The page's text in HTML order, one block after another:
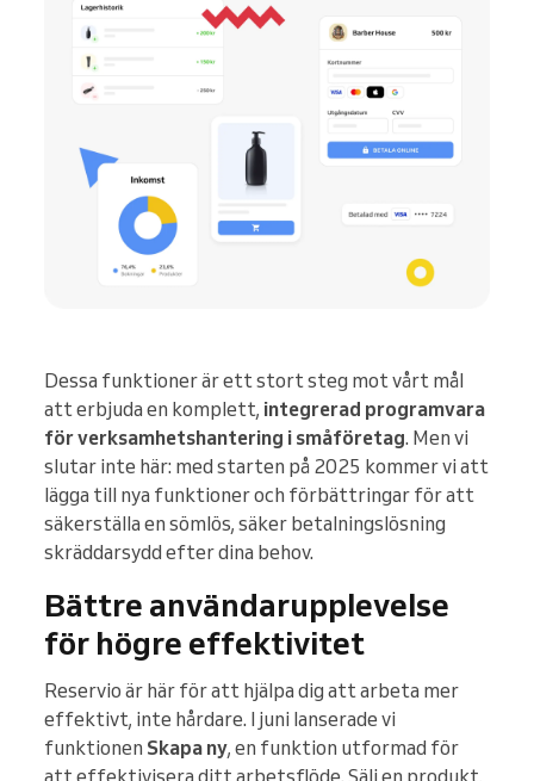
Dessa funktioner är ett stort steg mot vårt mål
att erbjuda en komplett, integrerad programvara
för verksamhetshantering i småföretag. Men vi
slutar inte här: med starten på 2025 kommer vi att
lägga till nya funktioner och förbättringar för att
säkerställa en sömlös, säker betalningslösning
skräddarsydd efter dina behov.
Bättre användarupplevelse
för högre effektivitet
Reservio är här för att hjälpa dig att arbeta mer
effektivt, inte hårdare. I juni lanserade vi
funktionen Skapa ny, en funktion utformad för
att effektivisera ditt arbetsflöde. Sälj en produkt,